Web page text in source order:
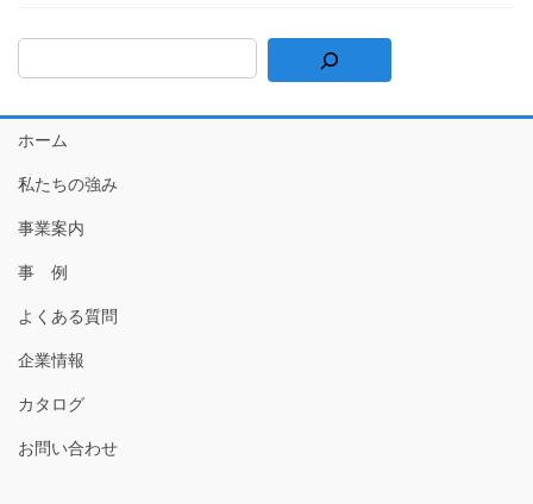
ホーム
私たちの強み
事業案内
事 例
よくある質問
企業情報
カタログ
お問い合わせ